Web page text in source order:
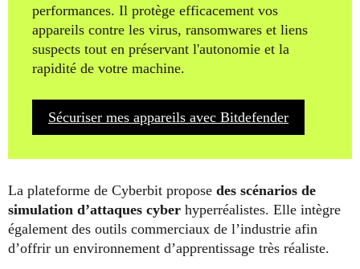
performances. Il protège efficacement vos
appareils contre les virus, ransomwares et liens
suspects tout en préservant l'autonomie et la
rapidité de votre machine.
Sécuriser mes appareils avec Bitdefender
La plateforme de Cyberbit propose des scénarios de
simulation d’attaques cyber hyperréalistes. Elle intègre
également des outils commerciaux de l’industrie afin
d’offrir un environnement d’apprentissage très réaliste.